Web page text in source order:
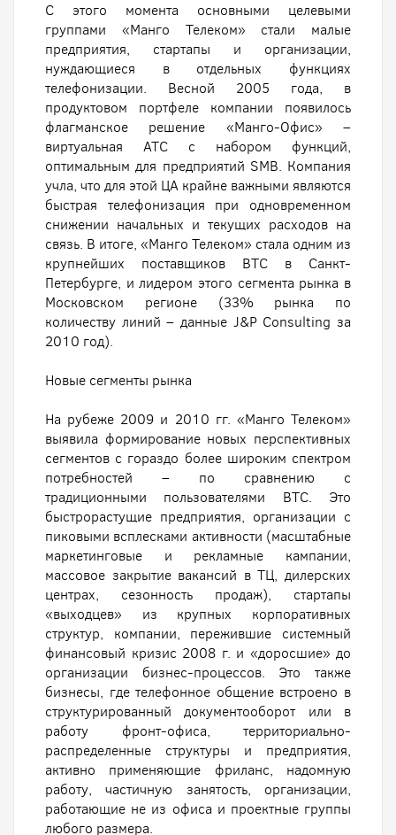
С этого момента основными целевыми
группами «Манго Телеком» стали малые
предприятия, стартапы и организации,
нуждающиеся в отдельных функциях
телефонизации. Весной 2005 года, в
продуктовом портфеле компании появилось
флагманское решение «Манго-Офис» –
виртуальная АТС с набором функций,
оптимальным для предприятий SMB. Компания
учла, что для этой ЦА крайне важными являются
быстрая телефонизация при одновременном
снижении начальных и текущих расходов на
связь. В итоге, «Манго Телеком» стала одним из
крупнейших поставщиков ВТС в Санкт-
Петербурге, и лидером этого сегмента рынка в
Московском регионе (33% рынка по
количеству линий – данные J&P Consulting за
2010 год).
Новые сегменты рынка
На рубеже 2009 и 2010 гг. «Манго Телеком»
выявила формирование новых перспективных
сегментов с гораздо более широким спектром
потребностей – по сравнению с
традиционными пользователями ВТС. Это
быстрорастущие предприятия, организации с
пиковыми всплесками активности (масштабные
маркетинговые и рекламные кампании,
массовое закрытие вакансий в ТЦ, дилерских
центрах, сезонность продаж), стартапы
«выходцев» из крупных корпоративных
структур, компании, пережившие системный
финансовый кризис 2008 г. и «доросшие» до
организации бизнес-процессов. Это также
бизнесы, где телефонное общение встроено в
структурированный документооборот или в
работу фронт-офиса, территориально-
распределенные структуры и предприятия,
активно применяющие фриланс, надомную
работу, частичную занятость, организации,
работающие не из офиса и проектные группы
любого размера.